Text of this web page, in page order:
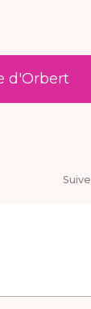
d'Orbert